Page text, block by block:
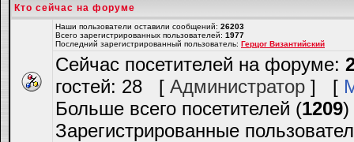
Кто сейчас на форуме
Наши пользователи оставили сообщений: 26203
Всего зарегистрированных пользователей: 1977
Последний зарегистрированный пользователь: Герцог Византийский
Сейчас посетителей на форуме:
гостей: 28 [ Администратор ] [
Больше всего посетителей (1209)
Зарегистрированные